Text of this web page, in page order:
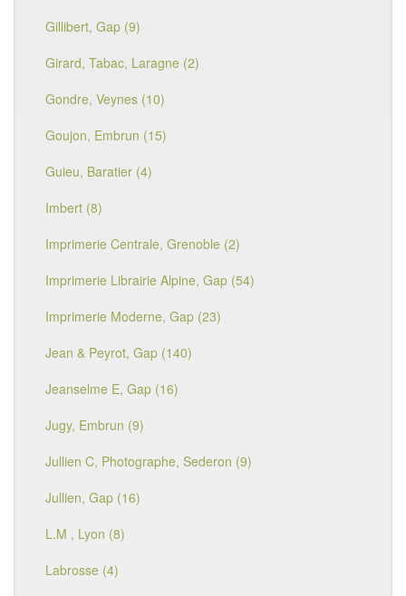
Gillibert, Gap (9)
Girard, Tabac, Laragne (2)
Gondre, Veynes (10)
Goujon, Embrun (15)
Guieu, Baratier (4)
Imbert (8)
Imprimerie Centrale, Grenoble (2)
Imprimerie Librairie Alpine, Gap (54)
Imprimerie Moderne, Gap (23)
Jean & Peyrot, Gap (140)
Jeanselme E, Gap (16)
Jugy, Embrun (9)
Jullien C, Photographe, Sederon (9)
Jullien, Gap (16)
L.M , Lyon (8)
Labrosse (4)